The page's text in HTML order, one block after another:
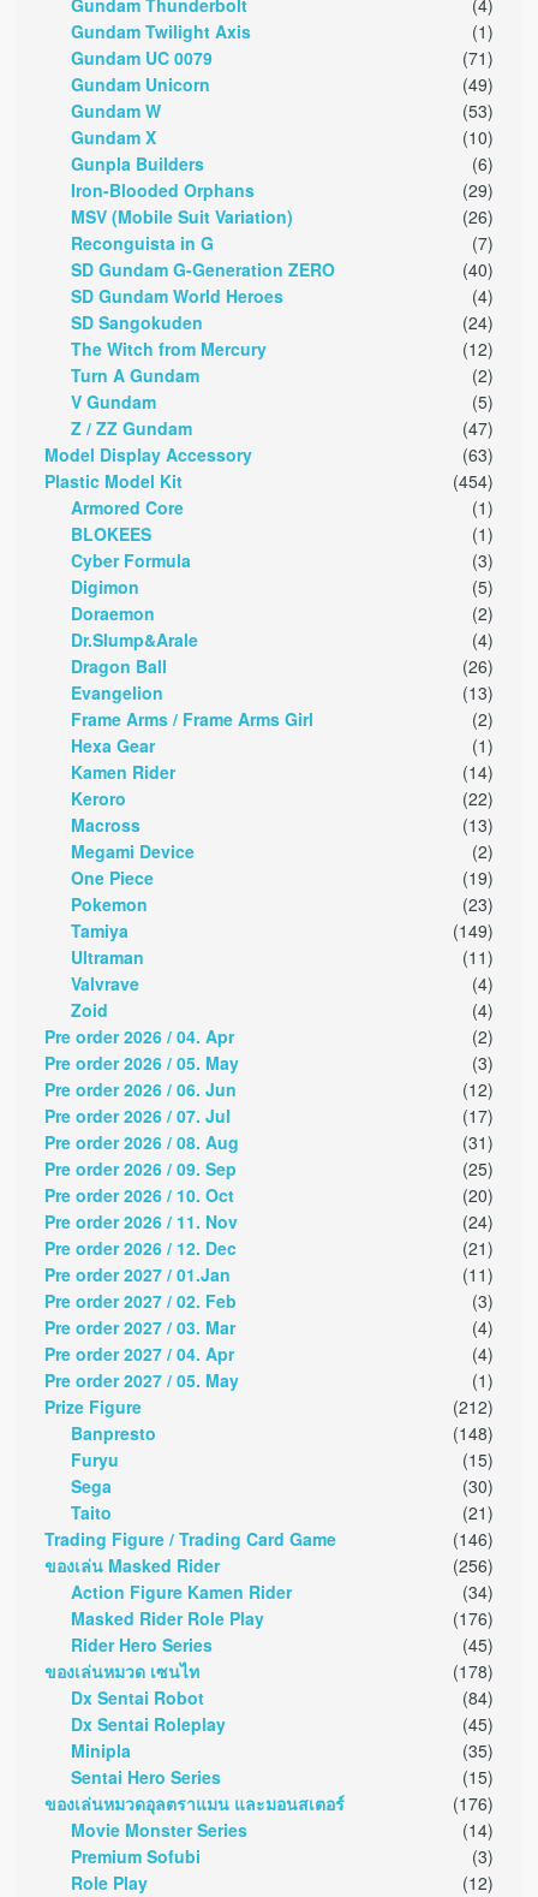
Gundam Twilight Axis
(1)
Gundam UC 0079
(71)
Gundam Unicorn
(49)
Gundam W
(53)
Gundam X
(10)
Gunpla Builders
(6)
Iron-Blooded Orphans
(29)
MSV (Mobile Suit Variation)
(26)
Reconguista in G
(7)
SD Gundam G-Generation ZERO
(40)
SD Gundam World Heroes
(4)
SD Sangokuden
(24)
The Witch from Mercury
(12)
Turn A Gundam
(2)
V Gundam
(5)
Z / ZZ Gundam
(47)
Model Display Accessory
(63)
Plastic Model Kit
(454)
Armored Core
(1)
BLOKEES
(1)
Cyber Formula
(3)
Digimon
(5)
Doraemon
(2)
Dr.Slump&Arale
(4)
Dragon Ball
(26)
Evangelion
(13)
Frame Arms / Frame Arms Girl
(2)
Hexa Gear
(1)
Kamen Rider
(14)
Keroro
(22)
Macross
(13)
Megami Device
(2)
One Piece
(19)
Pokemon
(23)
Tamiya
(149)
Ultraman
(11)
Valvrave
(4)
Zoid
(4)
Pre order 2026 / 04. Apr
(2)
Pre order 2026 / 05. May
(3)
Pre order 2026 / 06. Jun
(12)
Pre order 2026 / 07. Jul
(17)
Pre order 2026 / 08. Aug
(31)
Pre order 2026 / 09. Sep
(25)
Pre order 2026 / 10. Oct
(20)
Pre order 2026 / 11. Nov
(24)
Pre order 2026 / 12. Dec
(21)
Pre order 2027 / 01.Jan
(11)
Pre order 2027 / 02. Feb
(3)
Pre order 2027 / 03. Mar
(4)
Pre order 2027 / 04. Apr
(4)
Pre order 2027 / 05. May
(1)
Prize Figure
(212)
Banpresto
(148)
Furyu
(15)
Sega
(30)
Taito
(21)
Trading Figure / Trading Card Game
(146)
ของเล่น Masked Rider
(256)
Action Figure Kamen Rider
(34)
Masked Rider Role Play
(176)
Rider Hero Series
(45)
ของเล่นหมวด เซนไท
(178)
Dx Sentai Robot
(84)
Dx Sentai Roleplay
(45)
Minipla
(35)
Sentai Hero Series
(15)
ของเล่นหมวดอุลตราแมน และมอนสเตอร์
(176)
Movie Monster Series
(14)
Premium Sofubi
(3)
Role Play
(12)